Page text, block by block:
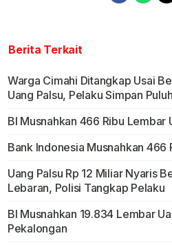
Berita Terkait
Warga Cimahi Ditangkap Usai
Uang Palsu, Pelaku Simpan
BI Musnahkan 466 Ribu Lembar
Bank Indonesia Musnahkan 466
Uang Palsu Rp 12 Miliar Nyaris
Lebaran, Polisi Tangkap Pelaku
BI Musnahkan 19.834 Lembar
Pekalongan